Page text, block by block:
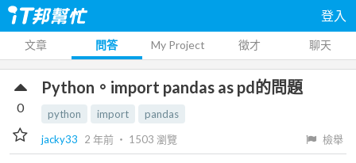
登入
文章 問答 My Project 徵才 聊天
Python。import pandas as pd的問題
python import
pandas
jacky33
2 年前 ‧ 1503 瀏覽 檢舉
0